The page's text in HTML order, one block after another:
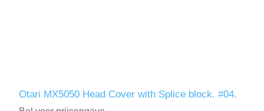
Otari MX5050 Head Cover with Splice block. #04.